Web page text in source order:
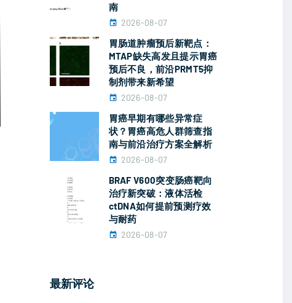
南
2026-08-07
胃肠道肿瘤预后新靶点：
MTAP缺失高发且提示胃癌
预后不良，前沿PRMT5抑
制剂带来新希望
2026-08-07
胃癌早期有哪些异常症
状？胃癌高危人群筛查指
南与前沿治疗方案全解析
2026-08-07
BRAF V600突变肠癌靶向
治疗新突破：液体活检
ctDNA如何提前预测疗效
与耐药
2026-08-07
最新评论